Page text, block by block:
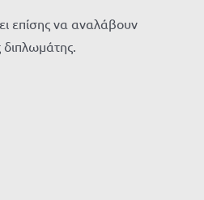
επίσης να αναλάβουν
διπλωμάτης.